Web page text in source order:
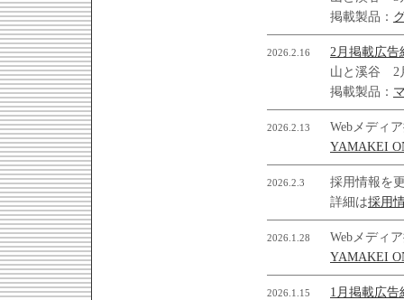
掲載製品：
2026.2.16
2月掲載広告
山と溪谷 2
掲載製品：
2026.2.13
Webメディ
YAMAKEI
2026.2.3
採用情報を
詳細は採用
2026.1.28
Webメディ
YAMAKEI
2026.1.15
1月掲載広告